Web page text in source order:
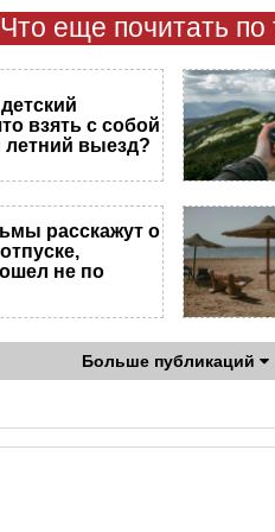
Что еще почитать по
взять с собой
выезд?
расскажут о
не по
Больше публикаций